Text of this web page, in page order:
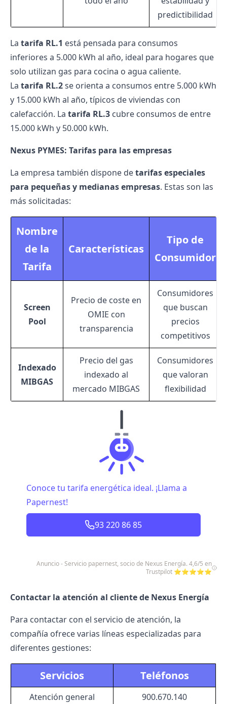
predictibilidad
La tarifa RL.1 está pensada para consumos
inferiores a 5.000 kWh al año, ideal para hogares que
solo utilizan gas para cocina o agua caliente.
La tarifa RL.2se orienta a consumos entre 5.000 kWh
y 15.000 kWh al año, típicos de viviendas con
calefacción. La tarifa RL.3 cubre consumos de entre
15.000 kWh y 50.000 kWh.
Nexus PYMES: Tarifas para las empresas
La empresa también dispone detarifas especiales
para pequeñas y medianas empresas. Estas son las
más solicitadas:
Nombre
de la
Tarifa
Características
Tipo de
Consumidor
Screen
Pool
Precio de coste en
OMIE con
transparencia
Consumidores
que buscan
precios
competitivos
Indexado
MIBGAS
Precio del gas
indexado al
mercado MIBGAS
Consumidores
que valoran
flexibilidad
Conoce tu tarifa energética ideal. ¡Llama a
Papernest!
93 220 86 85
Anuncio - Servicio papernest, socio de Nexus Energía. 4,6/5 en
Trustpilot ⭐⭐⭐⭐⭐
Contactar la atención al cliente de Nexus Energía
Para contactar con el servicio de atención, la
compañía ofrece varias líneas especializadas para
diferentes gestiones:
Servicios Teléfonos
Atención general
900.670.140